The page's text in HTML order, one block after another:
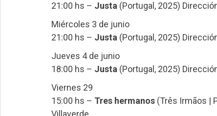
21:00 hs – Justa (Portugal, 2025)
Miércoles 3 de junio
21:00 hs – Justa (Portugal, 2025)
Jueves 4 de junio
18:00 hs – Justa (Portugal, 2025)
Viernes 29
15:00 hs – Tres hermanos (Três Irmãos |
Villaverde.